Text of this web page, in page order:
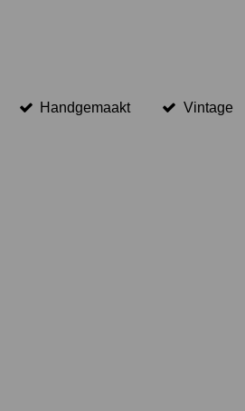
Handgemaakt Vintage